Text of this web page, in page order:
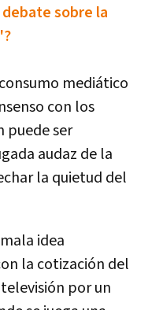
sobre la
mediático
con los
puede ser
audaz de la
la quietud del
idea
la cotización del
por un